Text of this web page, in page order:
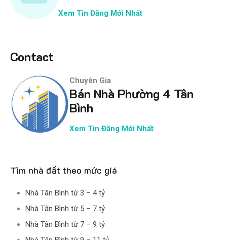
Xem Tin Đăng Mới Nhất
Contact
Chuyên Gia
Bán Nhà Phường 4 Tân
Bình
Xem Tin Đăng Mới Nhất
Tìm nhà đất theo mức giá
Nhà Tân Bình từ 3 – 4 tỷ
Nhà Tân Bình từ 5 – 7 tỷ
Nhà Tân Bình từ 7 – 9 tỷ